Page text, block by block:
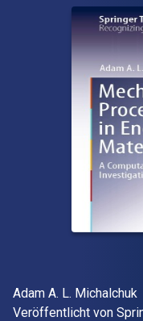
Autor(en)
Adam A. L. Michalchuk
Verleger
Veröffentlicht von